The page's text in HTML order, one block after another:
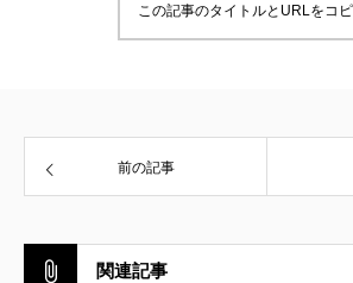
この記事のタイトルとURLをコ
前の記事
関連記事